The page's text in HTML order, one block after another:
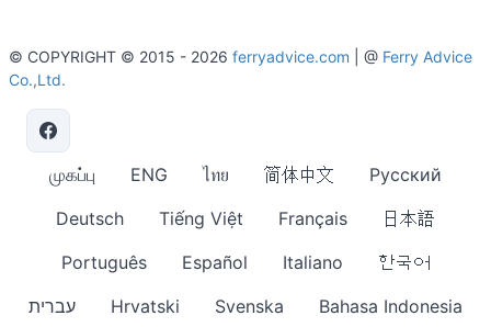
© COPYRIGHT © 2015 - 2026 ferryadvice.com | @ Ferry Advice
Co.,Ltd.
முகப்பு ENG ไทย 简体中文
Русский
Deutsch
Tiếng Việt Français
日本語
Português
Español Italiano
한국어
עברית
Hrvatski Svenska Bahasa Indonesia